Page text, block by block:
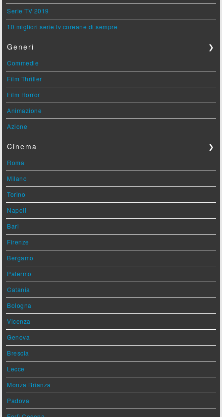
Serie TV 2019
10 migliori serie tv coreane di sempre
Generi ❯
Commedie
Film Thriller
Film Horror
Animazione
Azione
Cinema ❯
Roma
Milano
Torino
Napoli
Bari
Firenze
Bergamo
Palermo
Catania
Bologna
Vicenza
Genova
Brescia
Lecce
Monza Brianza
Padova